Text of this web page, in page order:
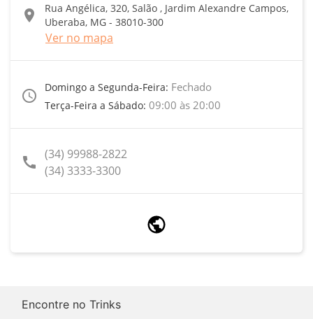
location_on
Rua Angélica, 320, Salão , Jardim Alexandre Campos,
Uberaba, MG - 38010-300
Ver no mapa
access_time
Domingo a Segunda-Feira: Fechado
Terça-Feira a Sábado: 09:00 às 20:00
call (34) 99988-2822
(34) 3333-3300
Encontre no Trinks